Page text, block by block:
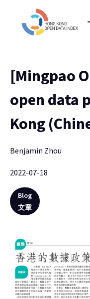
[Mingpao
open data
Kong
Benjamin Zhou
2022-07-18
Blog
文章